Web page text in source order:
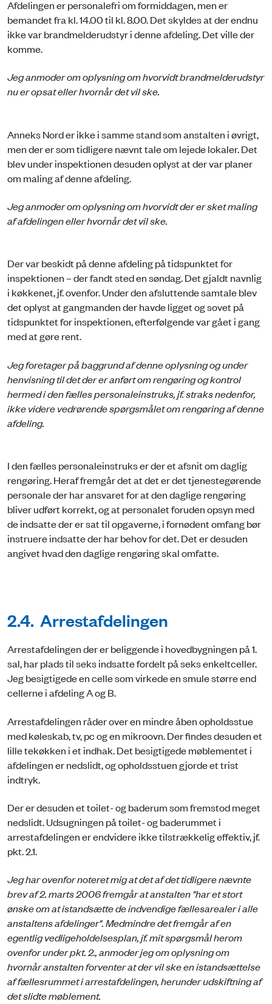
Afdelingen er personalefri om formiddagen, men er
bemandet fra kl. 14.00 til kl. 8.00. Det skyldes at der endnu
ikke var brandmelderudstyr i denne afdeling. Det ville der
komme.
Jeg anmoder om oplysning om hvorvidt brandmelderudstyr
nu er opsat eller hvornår det vil ske.
Anneks Nord er ikke i samme stand som anstalten i øvrigt,
men der er som tidligere nævnt tale om lejede lokaler. Det
blev under inspektionen desuden oplyst at der var planer
om maling af denne afdeling.
Jeg anmoder om oplysning om hvorvidt der er sket maling
af afdelingen eller hvornår det vil ske.
Der var beskidt på denne afdeling på tidspunktet for
inspektionen – der fandt sted en søndag. Det gjaldt navnlig
i køkkenet, jf. ovenfor. Under den afsluttende samtale blev
det oplyst at gangmanden der havde ligget og sovet på
tidspunktet for inspektionen, efterfølgende var gået i gang
med at gøre rent.
Jeg foretager på baggrund af denne oplysning og under
henvisning til det der er anført om rengøring og kontrol
hermed i den fælles personaleinstruks, jf. straks nedenfor,
ikke videre vedrørende spørgsmålet om rengøring af denne
afdeling.
I den fælles personaleinstruks er der et afsnit om daglig
rengøring. Heraf fremgår det at det er det tjenestegørende
personale der har ansvaret for at den daglige rengøring
bliver udført korrekt, og at personalet foruden opsyn med
de indsatte der er sat til opgaverne, i fornødent omfang bør
instruere indsatte der har behov for det. Det er desuden
angivet hvad den daglige rengøring skal omfatte.
2.4. Arrestafdelingen
Arrestafdelingen der er beliggende i hovedbygningen på 1.
sal, har plads til seks indsatte fordelt på seks enkeltceller.
Jeg besigtigede en celle som virkede en smule større end
cellerne i afdeling A og B.
Arrestafdelingen råder over en mindre åben opholdsstue
med køleskab, tv, pc og en mikroovn. Der findes desuden et
lille tekøkken i et indhak. Det besigtigede møblementet i
afdelingen er nedslidt, og opholdsstuen gjorde et trist
indtryk.
Der er desuden et toilet- og baderum som fremstod meget
nedslidt. Udsugningen på toilet- og baderummet i
arrestafdelingen er endvidere ikke tilstrækkelig effektiv, jf.
pkt. 2.1.
Jeg har ovenfor noteret mig at det af det tidligere nævnte
brev af 2. marts 2006 fremgår at anstalten "har et stort
ønske om at istandsætte de indvendige fællesarealer i alle
anstaltens afdelinger". Medmindre det fremgår af en
egentlig vedligeholdelsesplan, jf. mit spørgsmål herom
ovenfor under pkt. 2., anmoder jeg om oplysning om
hvornår anstalten forventer at der vil ske en istandsættelse
af fællesrummet i arrestafdelingen, herunder udskiftning af
det slidte møblement.